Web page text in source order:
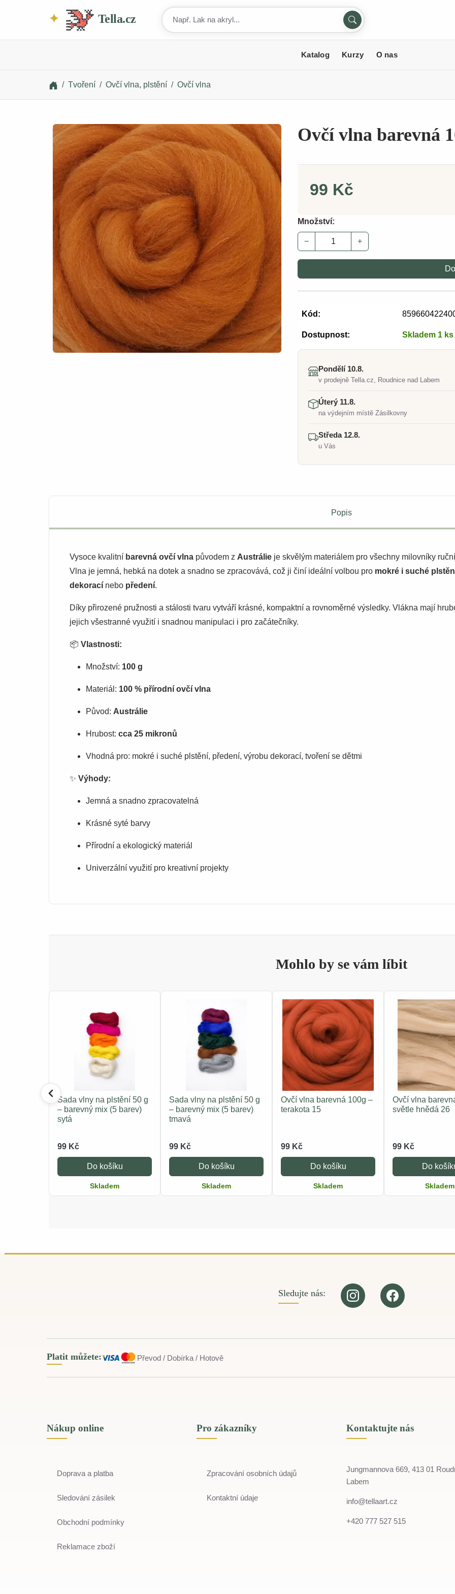
Tella.cz
Katalog Kurzy O nas
Tvoření Ovčí vlna, plstění Ovčí vlna
Ovčí vlna barevná
99 Kč
Množství:
− +
Kód:
Dostupnost: Skladem 1 ks
Pondělí 10.8.
v prodejně Tella.cz, Roudnice nad Labem
Úterý 11.8.
na výdejním místě Zásilkovny
Středa 12.8.
u Vás
Popis
Vysoce kvalitní barevná ovčí vlna původem z Austrálie je skvělým materiálem pro všechny milovníky
Vlna je jemná, hebká na dotek a snadno se zpracovává, což ji činí ideální volbou pro mokré i suché
dekorací nebo předení.
Díky přirozené pružnosti a stálosti tvaru vytváří krásné, kompaktní a rovnoměrné výsledky. Vlákna mají
jejich všestranné využití i snadnou manipulaci i pro začátečníky.
📦 Vlastnosti:
Množství: 100 g
Materiál: 100 % přírodní ovčí vlna
Původ: Austrálie
Hrubost: cca 25 mikronů
Vhodná pro: mokré i suché plstění, předení, výrobu dekorací, tvoření se dětmi
✨ Výhody:
Jemná a snadno zpracovatelná
Krásné syté barvy
Přírodní a ekologický materiál
Univerzální využití pro kreativní projekty
Mohlo by se vám líbit
Sada vlny na plstění 50 g
– barevný mix (5 barev)
sytá
99 Kč
Do košíku
Skladem
Sada vlny na plstění 50 g
– barevný mix (5 barev)
tmavá
99 Kč
Do košíku
Skladem
Ovčí vlna barevná 100g –
terakota 15
99 Kč
Do košíku
Skladem
Ovčí vlna
světle hnědá 26
99 Kč
Do
Skladem
Sledujte nás:
Platit můžete: Převod / Dobírka / Hotově
Nákup online
Doprava a platba
Sledování zásilek
Obchodní podmínky
Reklamace zboží
Pro zákazníky
Zpracování osobních údajů
Kontaktní údaje
Kontaktujte nás
Jungmannova 669, 413 01
Labem
info@tellaart.cz
+420 777 527 515